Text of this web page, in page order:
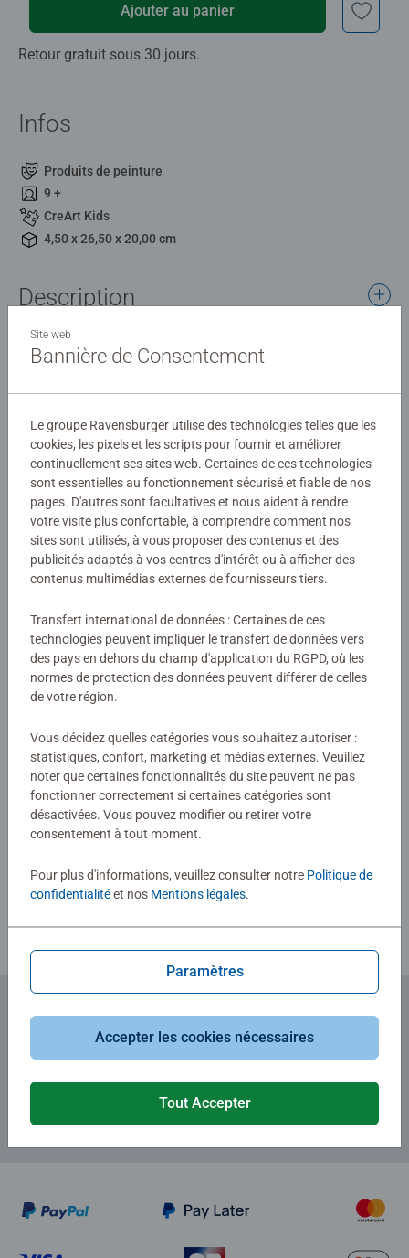
Ajouter au panier
Retour gratuit sous 30 jours.
Infos
Produits de peinture
9 +
CreArt Kids
4,50 x 26,50 x 20,00 cm
Description
C'est facile, beau et amusant de peindre par numéro grâce
aux lignes colorées pré-peintes !
les enfants et compléter leurs collections. A partir de 9
ans. Ce produit est composé de matériaux issus de forêts
bien gérées certifiées FSC®, de matériaux recyclés et de
matériaux issus d’autres sources contrôlées (FSC-
C111262).
Détails
Numéro d'article:
25828
EAN:
4005556258284
Avertissements et informations du fabricant
Produits similaires
Aucune évaluation n'a encore été
soumise
0/0
Rédiger une évaluation
Consignes d'évaluation
Abonnez-vous à notre newsletter
et recevez un bon d'achat de 5€.
Site web
Bannière de Consentement
Le groupe Ravensburger utilise des technologies telles que les
cookies, les pixels et les scripts pour fournir et améliorer
continuellement ses sites web. Certaines de ces technologies
sont essentielles au fonctionnement sécurisé et fiable de nos
pages. D'autres sont facultatives et nous aident à rendre
votre visite plus confortable, à comprendre comment nos
sites sont utilisés, à vous proposer des contenus et des
publicités adaptés à vos centres d'intérêt ou à afficher des
contenus multimédias externes de fournisseurs tiers.
Transfert international de données : Certaines de ces
technologies peuvent impliquer le transfert de données vers
des pays en dehors du champ d'application du RGPD, où les
normes de protection des données peuvent différer de celles
de votre région.
Vous décidez quelles catégories vous souhaitez autoriser :
statistiques, confort, marketing et médias externes. Veuillez
noter que certaines fonctionnalités du site peuvent ne pas
fonctionner correctement si certaines catégories sont
désactivées. Vous pouvez modifier ou retirer votre
consentement à tout moment.
Pour plus d'informations, veuillez consulter notre Politique de
confidentialitéet nos Mentions légales.
Paramètres
Accepter les cookies nécessaires
Tout Accepter